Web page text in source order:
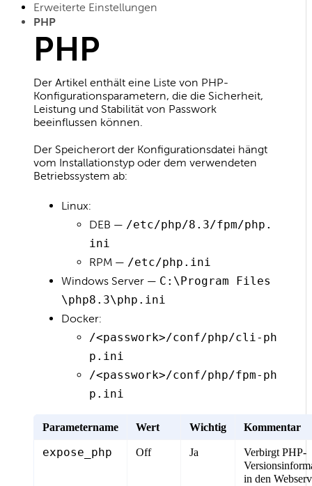
Erweiterte Einstellungen
PHP
PHP
Der Artikel enthält eine Liste von PHP-
Konfigurationsparametern, die die Sicherheit,
Leistung und Stabilität von Passwork
beeinflussen können.
Der Speicherort der Konfigurationsdatei hängt
vom Installationstyp oder dem verwendeten
Betriebssystem ab:
Linux:
DEB — /etc/php/8.3/fpm/php.
ini
RPM — /etc/php.ini
Windows Server — C:\Program Files
\php8.3\php.ini
Docker:
/<passwork>/conf/php/cli-ph
p.ini
/<passwork>/conf/php/fpm-ph
p.ini
Parametername Wert Wichtig Kommentar
expose_php Off Ja
Verbirgt PHP-
in den